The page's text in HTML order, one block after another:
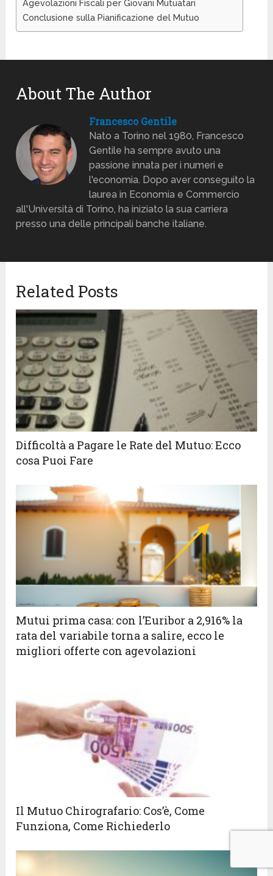
Agevolazioni Fiscali per Giovani Mutuatari
Conclusione sulla Pianificazione del Mutuo
About The Author
Francesco Gentile
Nato a Torino nel 1980, Francesco
Gentile ha sempre avuto una
passione innata per i numeri e
l'economia. Dopo aver conseguito la
laurea in Economia e Commercio
all'Università di Torino, ha iniziato la sua carriera
presso una delle principali banche italiane.
Related Posts
Difficoltà a Pagare le Rate del Mutuo: Ecco
cosa Puoi Fare
Mutui prima casa: con l’Euribor a 2,916% la
rata del variabile torna a salire, ecco le
migliori offerte con agevolazioni
Il Mutuo Chirografario: Cos’è, Come
Funziona, Come Richiederlo